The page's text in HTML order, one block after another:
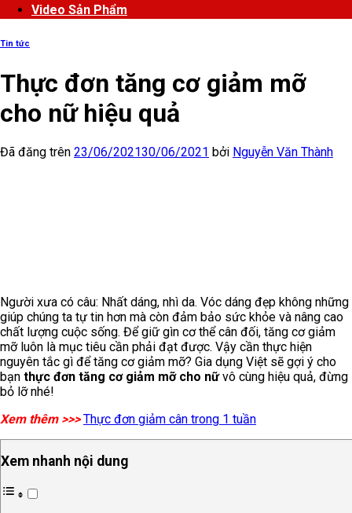
Video Sản Phẩm
Tin tức
Thực đơn tăng cơ giảm mỡ
cho nữ hiệu quả
Đã đăng trên 23/06/202130/06/2021 bởi Nguyễn Văn Thành
Người xưa có câu: Nhất dáng, nhì da. Vóc dáng đẹp không những
giúp chúng ta tự tin hơn mà còn đảm bảo sức khỏe và nâng cao
chất lượng cuộc sống. Để giữ gìn cơ thể cân đối, tăng cơ giảm
mỡ luôn là mục tiêu cần phải đạt được. Vậy cần thực hiện
nguyên tắc gì để tăng cơ giảm mỡ? Gia dụng Việt sẽ gợi ý cho
bạn thực đơn tăng cơ giảm mỡ cho nữvô cùng hiệu quả, đừng
bỏ lỡ nhé!
Xem thêm >>> Thực đơn giảm cân trong 1 tuần
Xem nhanh nội dung